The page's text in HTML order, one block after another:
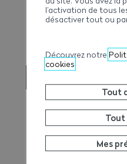
CHF 110.00 pour
EN
l’activation de tous
désactiver tout ou
Découvrez notre
cookies
Tout
Mes